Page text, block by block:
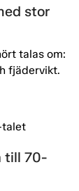
stor
talas om:
fjädervikt.
till 70-